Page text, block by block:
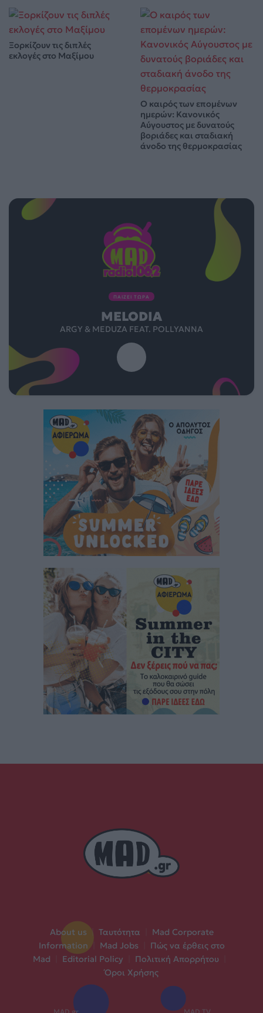
Ξορκίζουν τις διπλές
εκλογές στο Μαξίμου
Ο καιρός των επομένων
ημερών: Κανονικός
Αύγουστος με δυνατούς
βοριάδες και σταδιακή
άνοδο της θερμοκρασίας
ΠΑΙΖΕΙ ΤΩΡΑ
MELODIA
ARGY & MEDUZA FEAT. POLLYANNA
About us | Ταυτότητα
Mad Corporate
Information | Mad Jobs
Πώς να έρθεις στο
Mad
Editorial Policy Πολιτική Απορρήτου
Όροι Χρήσης